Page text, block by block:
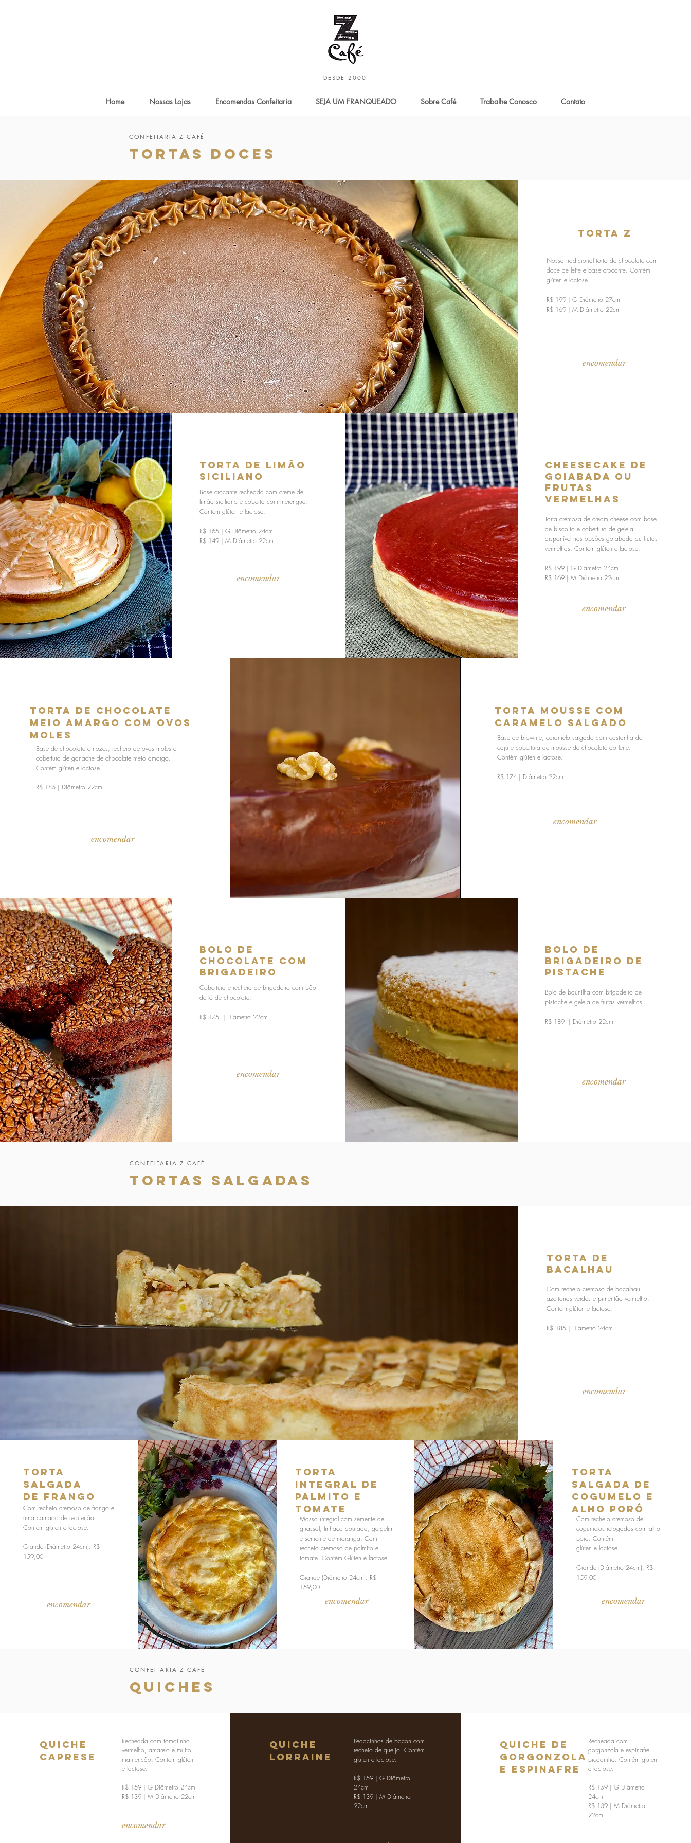
DESDE 2000
Home Nossas Lojas Encomendas Confeitaria SEJA UM FRANQUEADO Sobre Café Trabalhe Conosco Contato
CONFEITARIA Z CAFÉ
TORTAS DOCES
torta z
Nossa tradicional torta de chocolate com
doce de leite e base crocante. Contém
glúten e lactose.
R$ 199 | G Diâmetro 27cm
R$ 169 | M Diâmetro 22cm
encomendar
torta de Limão
Siciliano
Base crocante recheada com creme de
limão siciliano e coberta com merengue.
Contém glúten e lactose.
R$ 165 | G Diâmetro 24cm
R$ 149 | M Diâmetro 22cm
encomendar
Cheesecake de
Goiabada ou
Frutas
Vermelhas
Torta cremosa de cream cheese com base
de biscoito e cobertura de geleia,
disponível nas opções goiabada ou frutas
vermelhas. Contém glúten e lactose.
R$ 199 | G Diâmetro 24cm
R$ 169 | M Diâmetro 22cm
encomendar
Torta de Chocolate
Meio Amargo com Ovos
Moles
Base de chocolate e nozes, recheio de ovos moles e
cobertura de ganache de chocolate meio amargo.
Contém glúten e lactose.
R$ 185 | Diâmetro 22cm
encomendar
Torta Mousse com
Caramelo Salgado
Base de brownie, caramelo salgado com castanha de
cajú e cobertura de mousse de chocolate ao leite.
Contém glúten e lactose.
R$ 174 | Diâmetro 22cm
encomendar
Bolo de
Chocolate com
Brigadeiro
Cobertura e recheio de brigadeiro com pão
de ló de chocolate.
R$ 175 | Diâmetro 22cm
encomendar
Bolo de
Brigadeiro de
Pistache
Bolo de baunilha com brigadeiro de
pistache e geleia de frutas vermelhas.
R$ 189 | Diâmetro 22cm
encomendar
CONFEITARIA Z CAFÉ
TORTAS SALGADAS
Torta de
Bacalhau
Com recheio cremoso de bacalhau,
azeitonas verdes e pimentão vermelho.
Contém glúten e lactose.
R$ 185 | Diâmetro 24cm
encomendar
torta
salgada
de frango
Com recheio cremoso de frango e
uma camada de requeijão.
Contém glúten e lactose.
Grande (Diâmetro 24cm): R$
159,00
encomendar
Torta
Integral de
Palmito e
Tomate
Massa integral com semente de
girassol, linhaça dourada, gergelim
e semente de moranga. Com
recheio cremoso de palmito e
tomate. Contém Glúten e lactose
Grande (Diâmetro 24cm): R$
159,00
encomendar
torta
salgada de
cogumelo e
alho poró
Com recheio cremoso de
cogumelos refogados com alho-
poró. Contém
glúten e lactose.
Grande (Diâmetro 24cm): R$
159,00
encomendar
CONFEITARIA Z CAFÉ
quiches
Quiche
Caprese
Recheada com tomatinho
vermelho, amarelo e muito
manjericão. Contém glúten
e lactose.
R$ 159 | G Diâmetro 24cm
R$ 139 | M Diâmetro 22cm
encomendar
quiche
lorraine
Pedacinhos de bacon com
recheio de queijo. Contém
glúten e lactose.
R$ 159 | G Diâmetro
24cm
R$ 139 | M Diâmetro
22cm
Quiche de
Gorgonzola
e Espinafre
Recheada com
gorgonzola e espinafre
picadinho. Contém glúten
e lactose.
R$ 159 | G Diâmetro
24cm
R$ 139 | M Diâmetro
22cm